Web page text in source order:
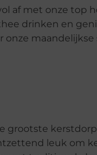
af met onze top
drinken en
maandelijkse
grootste
leuk om